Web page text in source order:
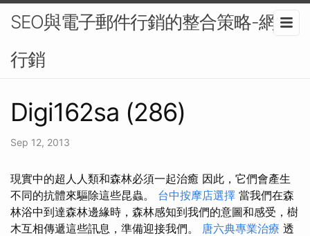
SEO與電子郵件行銷的整合策略-網路
行銷
Digi162sa (286)
Sep 12, 2013
現實中的超人人類和森林必須一起治癒 因此，它們會產生
不同的抗體來驅除這些昆蟲。 台中按摩店選擇 當我們在森
林浴中到達森林邊緣時，森林感知到我們的意圖和感受，樹
木互相傳遞這些訊息，準備迎接我們。 唐六典專業治療 透